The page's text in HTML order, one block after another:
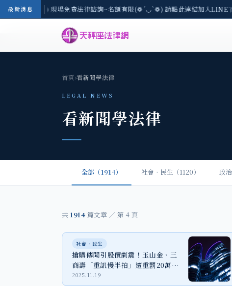
最新消息
地區-8/3(一) 現場免費法律諮詢~名額有限(❁´◡`❁) 請點此連結加入
首頁›看新聞學法律
LEGAL NEWS
看新聞學法律
全部（1914） 社會‧民生（1120） 政
共 1914 篇文章 ／ 第 4 頁
社會‧民生
搶購傳聞引股價劇震！玉山金、三
商壽「重訊慢半拍」遭重罰20萬，
投資人權益的法律防線在哪？
2025.11.19